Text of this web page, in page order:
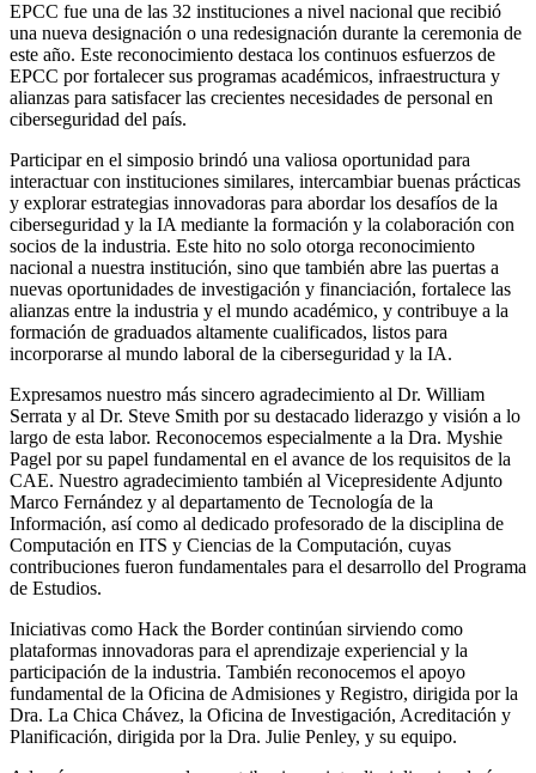
EPCC fue una de las 32 instituciones a nivel nacional que recibió
una nueva designación o una redesignación durante la ceremonia de
este año. Este reconocimiento destaca los continuos esfuerzos de
EPCC por fortalecer sus programas académicos, infraestructura y
alianzas para satisfacer las crecientes necesidades de personal en
ciberseguridad del país.
Participar en el simposio brindó una valiosa oportunidad para
interactuar con instituciones similares, intercambiar buenas prácticas
y explorar estrategias innovadoras para abordar los desafíos de la
ciberseguridad y la IA mediante la formación y la colaboración con
socios de la industria. Este hito no solo otorga reconocimiento
nacional a nuestra institución, sino que también abre las puertas a
nuevas oportunidades de investigación y financiación, fortalece las
alianzas entre la industria y el mundo académico, y contribuye a la
formación de graduados altamente cualificados, listos para
incorporarse al mundo laboral de la ciberseguridad y la IA.
Expresamos nuestro más sincero agradecimiento al Dr. William
Serrata y al Dr. Steve Smith por su destacado liderazgo y visión a lo
largo de esta labor. Reconocemos especialmente a la Dra. Myshie
Pagel por su papel fundamental en el avance de los requisitos de la
CAE. Nuestro agradecimiento también al Vicepresidente Adjunto
Marco Fernández y al departamento de Tecnología de la
Información, así como al dedicado profesorado de la disciplina de
Computación en ITS y Ciencias de la Computación, cuyas
contribuciones fueron fundamentales para el desarrollo del Programa
de Estudios.
Iniciativas como Hack the Border continúan sirviendo como
plataformas innovadoras para el aprendizaje experiencial y la
participación de la industria. También reconocemos el apoyo
fundamental de la Oficina de Admisiones y Registro, dirigida por la
Dra. La Chica Chávez, la Oficina de Investigación, Acreditación y
Planificación, dirigida por la Dra. Julie Penley, y su equipo.